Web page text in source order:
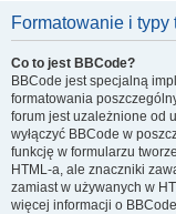
Formatowanie i typy
Co to jest BBCode?
BBCode jest specjalną
formatowania
forum jest uzależnione od
wyłączyć BBCode w
funkcję w formularzu
HTML-a, ale znaczniki
zamiast w używanych w
więcej informacji o